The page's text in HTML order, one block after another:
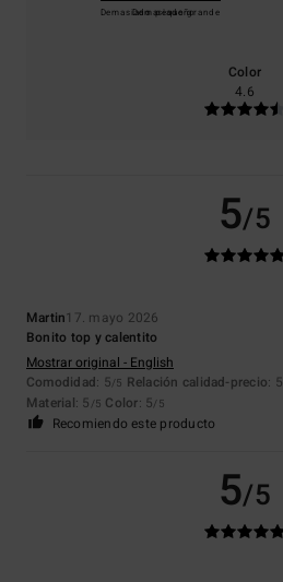
Demasiado pequeño
Demasiado grande
Color
4.6
5/5
Martin17. mayo 2026
Bonito top y calentito
Mostrar original - English
Comodidad: 5/5 Relación calidad-precio: 5
Material: 5 /5 Color: 5/5
Recomiendo este producto
5/5